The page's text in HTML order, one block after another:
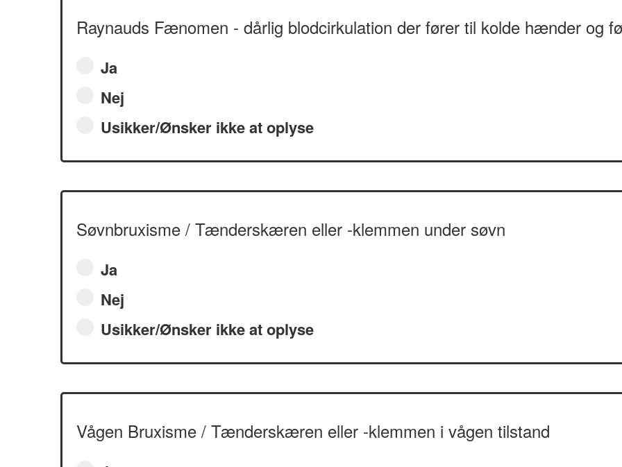
Raynauds Fænomen - dårlig blodcirkulation der fører til kolde hænder og
Ja
Nej
Usikker/Ønsker ikke at oplyse
Søvnbruxisme / Tænderskæren eller -klemmen under søvn
Ja
Nej
Usikker/Ønsker ikke at oplyse
Vågen Bruxisme / Tænderskæren eller -klemmen i vågen tilstand